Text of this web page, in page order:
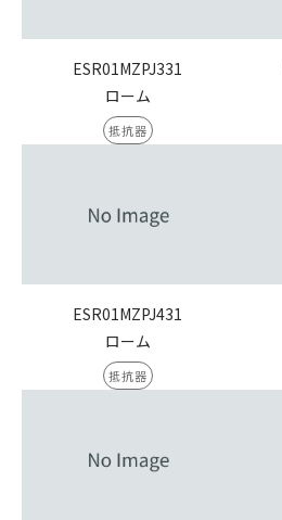
ESR01MZPJ331
ローム
抵抗器
ESR01MZPJ431
ローム
抵抗器